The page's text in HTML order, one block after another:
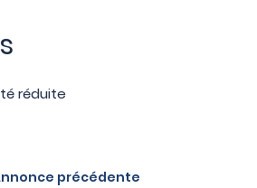
réduite
précédente